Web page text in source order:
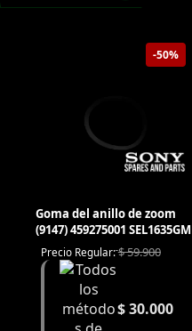
-50%
Goma del anillo de zoom
(9147) 459275001 SEL1635GM
Precio Regular:$59.900
$30.000